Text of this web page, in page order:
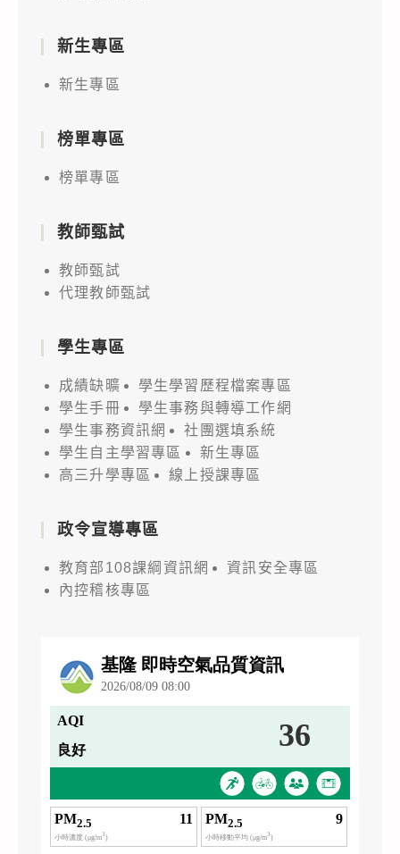
新生專區
新生專區
榜單專區
榜單專區
教師甄試
教師甄試
代理教師甄試
學生專區
成績缺曠
學生學習歷程檔案專區
學生手冊
學生事務與轉導工作網
學生事務資訊網
社團選填系統
學生自主學習專區
新生專區
高三升學專區
線上授課專區
政令宣導專區
教育部108課綱資訊網
資訊安全專區
內控稽核專區